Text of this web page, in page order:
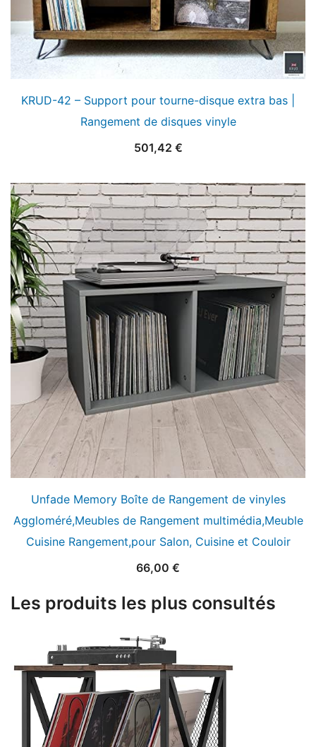
KRUD-42 – Support pour tourne-disque extra bas |
Rangement de disques vinyle
501,42 €
Unfade Memory Boîte de Rangement de vinyles
Aggloméré,Meubles de Rangement multimédia,Meuble
Cuisine Rangement,pour Salon, Cuisine et Couloir
66,00 €
Les produits les plus consultés